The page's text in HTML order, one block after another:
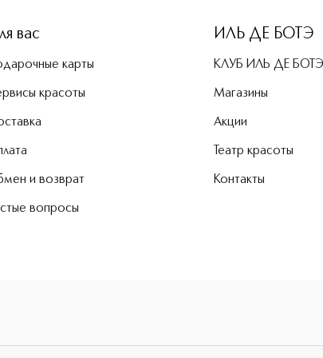
вас
карты
красоты
и возврат
вопросы
ИЛЬ ДЕ БОТЭ
КЛУБ ИЛЬ ДЕ БОТЭ
Магазины
Акции
Театр красоты
Контакты